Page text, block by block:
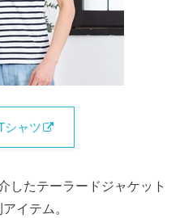
シャツ
したテーラードジャケット
イテム。